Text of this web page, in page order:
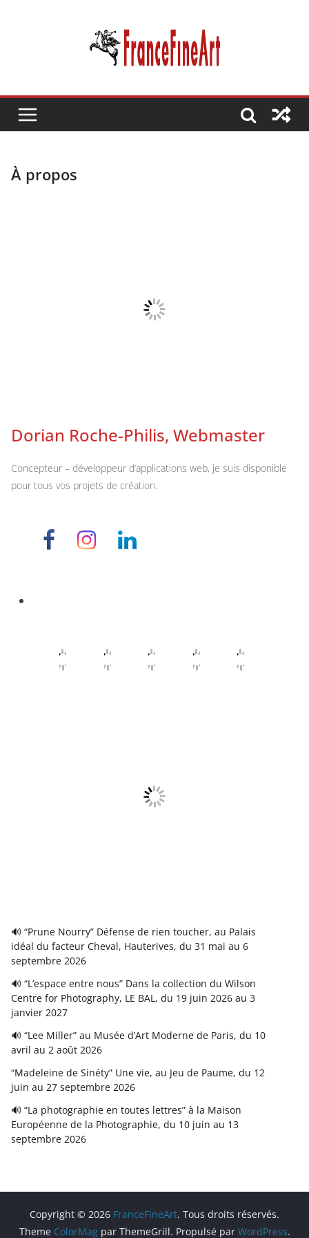
À propos
Dorian Roche-Philis, Webmaster
Concepteur – développeur d’applications web, je suis disponible
pour tous vos projets de création.
🔊 “Prune Nourry” Défense de rien toucher, au Palais
idéal du facteur Cheval, Hauterives, du 31 mai au 6
septembre 2026
🔊 “L’espace entre nous” Dans la collection du Wilson
Centre for Photography, LE BAL, du 19 juin 2026 au 3
janvier 2027
🔊 “Lee Miller” au Musée d’Art Moderne de Paris, du 10
avril au 2 août 2026
“Madeleine de Sinéty” Une vie, au Jeu de Paume, du 12
juin au 27 septembre 2026
🔊 “La photographie en toutes lettres” à la Maison
Européenne de la Photographie, du 10 juin au 13
septembre 2026
Copyright © 2026 FranceFineArt. Tous droits réservés.
Theme ColorMagpar ThemeGrill. Propulsé par WordPress.